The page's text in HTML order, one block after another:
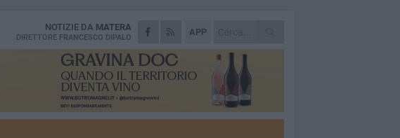
APP
NOTIZIE DA MATERA
DIRETTORE FRANCESCO DIPALO